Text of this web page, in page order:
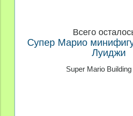
Всего
Супер Марио
Луиджи
Super Mario